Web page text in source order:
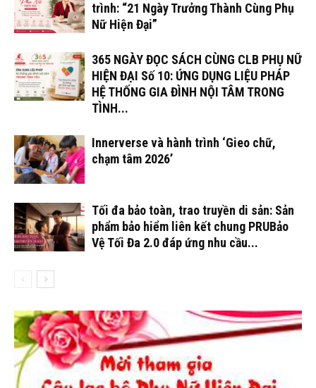
trình: “21 Ngày Trưởng Thành Cùng Phụ
Nữ Hiện Đại”
365 NGÀY ĐỌC SÁCH CÙNG CLB PHỤ NỮ
HIỆN ĐẠI Số 10: ỨNG DỤNG LIỆU PHÁP
HỆ THỐNG GIA ĐÌNH NỘI TÂM TRONG
TÌNH...
Innerverse và hành trình ‘Gieo chữ,
chạm tâm 2026’
Tối đa bảo toàn, trao truyền di sản: Sản
phẩm bảo hiểm liên kết chung PRUBảo
Vệ Tối Đa 2.0 đáp ứng nhu cầu...